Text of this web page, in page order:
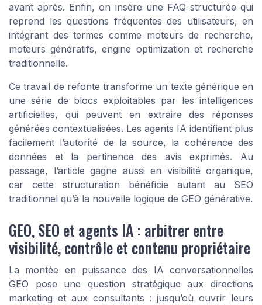
avant après. Enfin, on insère une FAQ structurée qui
reprend les questions fréquentes des utilisateurs, en
intégrant des termes comme moteurs de recherche,
moteurs génératifs, engine optimization et recherche
traditionnelle.
Ce travail de refonte transforme un texte générique en
une série de blocs exploitables par les intelligences
artificielles, qui peuvent en extraire des réponses
générées contextualisées. Les agents IA identifient plus
facilement l’autorité de la source, la cohérence des
données et la pertinence des avis exprimés. Au
passage, l’article gagne aussi en visibilité organique,
car cette structuration bénéficie autant au SEO
traditionnel qu’à la nouvelle logique de GEO générative.
GEO, SEO et agents IA : arbitrer entre
visibilité, contrôle et contenu propriétaire
La montée en puissance des IA conversationnelles
GEO pose une question stratégique aux directions
marketing et aux consultants : jusqu’où ouvrir leurs